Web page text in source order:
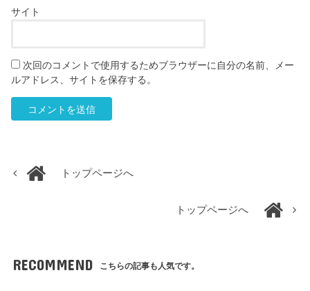
サイト
次回のコメントで使用するためブラウザーに自分の名前、メー
ルアドレス、サイトを保存する。
トップページへ
トップページへ
RECOMMEND こちらの記事も人気です。